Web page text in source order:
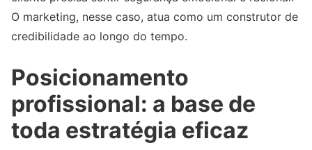
O marketing, nesse caso, atua como um construtor de
credibilidade ao longo do tempo.
Posicionamento
profissional: a base de
toda estratégia eficaz